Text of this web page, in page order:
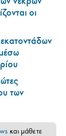
οι
των
και μάθετε